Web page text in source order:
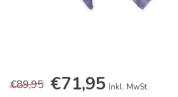
€89,95 €71,95 Inkl. MwSt.